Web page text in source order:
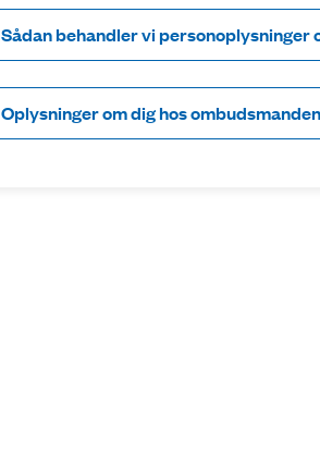
Sådan behandler vi personoplysninger
Oplysninger om dig hos ombudsmanden